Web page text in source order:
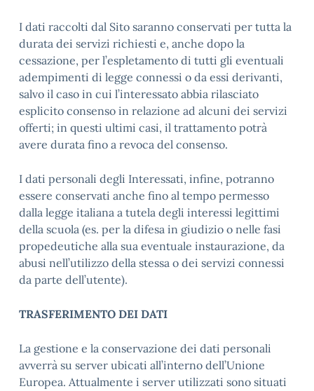
I dati raccolti dal Sito saranno conservati per tutta la
durata dei servizi richiesti e, anche dopo la
cessazione, per l’espletamento di tutti gli eventuali
adempimenti di legge connessi o da essi derivanti,
salvo il caso in cui l’interessato abbia rilasciato
esplicito consenso in relazione ad alcuni dei servizi
offerti; in questi ultimi casi, il trattamento potrà
avere durata fino a revoca del consenso.
I dati personali degli Interessati, infine, potranno
essere conservati anche fino al tempo permesso
dalla legge italiana a tutela degli interessi legittimi
della scuola (es. per la difesa in giudizio o nelle fasi
propedeutiche alla sua eventuale instaurazione, da
abusi nell’utilizzo della stessa o dei servizi connessi
da parte dell’utente).
TRASFERIMENTO DEI DATI
La gestione e la conservazione dei dati personali
avverrà su server ubicati all’interno dell’Unione
Europea. Attualmente i server utilizzati sono situati